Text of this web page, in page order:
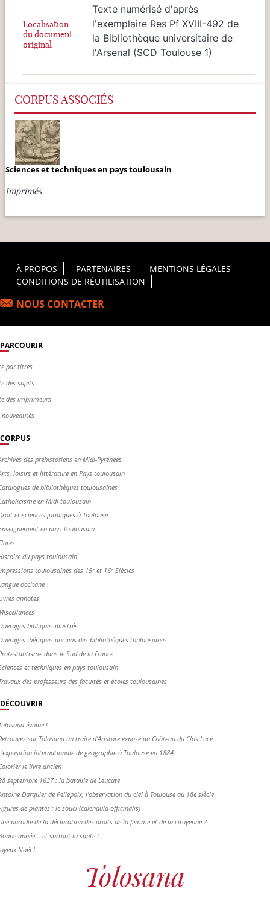
Localisation
du document
original
Texte numérisé d'après
l'exemplaire Res Pf XVIII-492 de
la Bibliothèque universitaire de
l'Arsenal (SCD Toulouse 1)
CORPUS ASSOCIÉS
Sciences et techniques en pays toulousain
Imprimés
Footer Principal
À PROPOS PARTENAIRES
MENTIONS LÉGALES
CONDITIONS DE RÉUTILISATION
NOUS CONTACTER
PARCOURIR
par titres
des sujets
des imprimeurs
nouveautés
CORPUS
des préhistoriens en Midi-Pyrénées
loisirs et littérature en Pays toulousain
de bibliothèques toulousaines
en Midi toulousain
et sciences juridiques à Toulouse
en pays toulousain
du pays toulousain
toulousaines des 15ᵉ et 16ᵉ Siècles
occitane
annotés
bibliques illustrés
ibériques anciens des bibliothèques toulousaines
dans le Sud de la France
et techniques en pays toulousain
des professeurs des facultés et écoles toulousaines
DÉCOUVRIR
évolue !
sur Tolosana un traité d'Aristote exposé au Château du Clos Lucé
internationale de géographie à Toulouse en 1884
le livre ancien
septembre 1637 : la bataille de Leucate
Darquier de Pellepoix, l’observation du ciel à Toulouse au 18e siècle
de plantes : le souci (calendula officinalis)
parodie de la déclaration des droits de la femme et de la citoyenne ?
année... et surtout la santé !
Noël !